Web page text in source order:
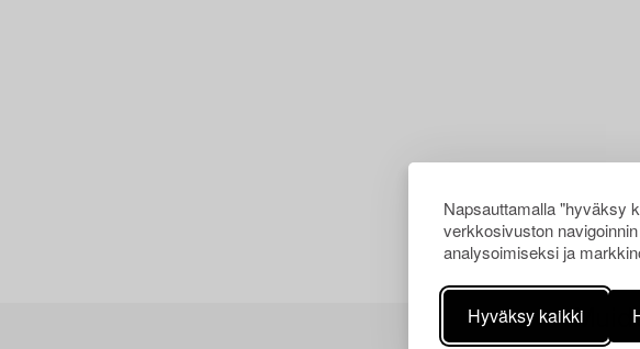
Napsauttamalla "hyväksy
verkkosivuston
analysoimiseksi ja
Hyväksy kaikki